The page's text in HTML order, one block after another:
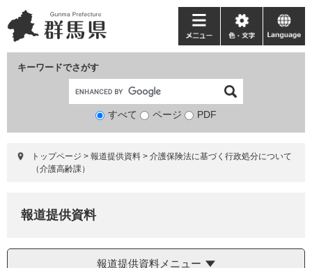
ー
ジ
ニ
ュ
て
キーワードでさがす
検
象
すべて ページ PDF
メ
ニ
ー
色・
文
language
トップページ > 報道提供資料 > 介護保険法に基づく行政処分について
（介護高齢課）
報道提供資料
報道提供資料メニュー